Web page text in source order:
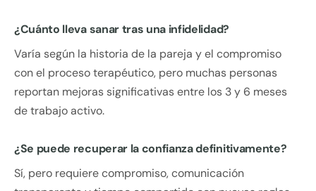
¿Cuánto lleva sanar tras una infidelidad?
Varía según la historia de la pareja y el compromiso
con el proceso terapéutico, pero muchas personas
reportan mejoras significativas entre los 3 y 6 meses
de trabajo activo.
¿Se puede recuperar la confianza definitivamente?
Sí, pero requiere compromiso, comunicación